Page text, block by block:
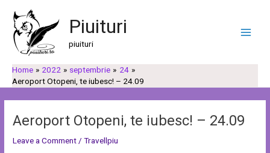
content
Piuituri
piuituri
Menu
Home 2022 septembrie
24
Aeroport Otopeni, te iubesc! – 24.09
Aeroport Otopeni, te iubesc! – 24.09
Leave a Comment/Travellpiu
navigation
a
u
ă
a
t
g
o
i
i